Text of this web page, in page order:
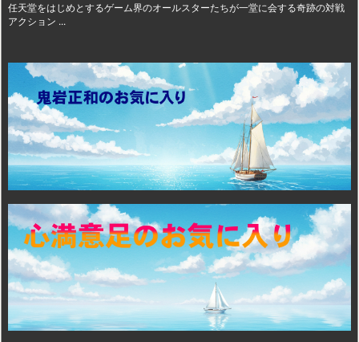
任天堂をはじめとするゲーム界のオールスターたちが一堂に会する奇跡の対戦
アクション ...